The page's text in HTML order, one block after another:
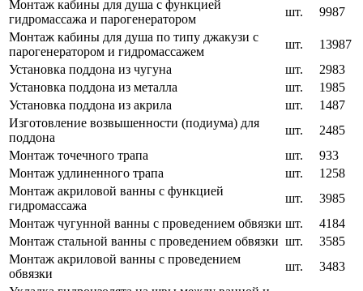
Монтаж кабины для душа с функцией
гидромассажа и парогенератором
шт.
9987
Монтаж кабины для душа по типу джакузи с
парогенератором и гидромассажем
шт.
13987
Установка поддона из чугуна
шт.
2983
Установка поддона из металла
шт.
1985
Установка поддона из акрила
шт.
1487
Изготовление возвышенности (подиума) для
поддона
шт.
2485
Монтаж точечного трапа
шт.
933
Монтаж удлиненного трапа
шт.
1258
Монтаж акриловой ванны с функцией
гидромассажа
шт.
3985
Монтаж чугунной ванны с проведением обвязки шт.
4184
Монтаж стальной ванны с проведением обвязки шт.
3585
Монтаж акриловой ванны с проведением
обвязки
шт.
3483